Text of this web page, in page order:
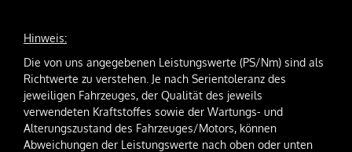
Hinweis:
Die von uns angegebenen Leistungswerte (PS/Nm) sind als
Richtwerte zu verstehen. Je nach Serientoleranz des
jeweiligen Fahrzeuges, der Qualität des jeweils
verwendeten Kraftstoffes sowie der Wartungs- und
Alterungszustand des Fahrzeuges/Motors, können
Abweichungen der Leistungswerte nach oben oder unten